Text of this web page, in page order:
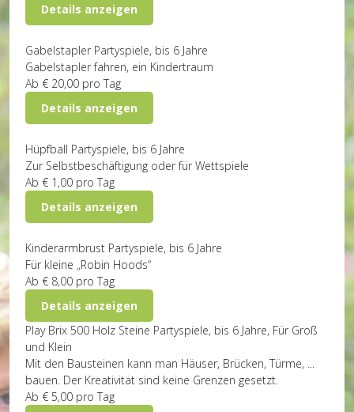
Details anzeigen
Gabelstapler Partyspiele, bis 6 Jahre
Gabelstapler fahren, ein Kindertraum
Ab € 20,00 pro Tag
Details anzeigen
Hüpfball Partyspiele, bis 6 Jahre
Zur Selbstbeschäftigung oder für Wettspiele
Ab € 1,00 pro Tag
Details anzeigen
Kinderarmbrust Partyspiele, bis 6 Jahre
Für kleine „Robin Hoods“
Ab € 8,00 pro Tag
Details anzeigen
Play Brix 500 Holz Steine Partyspiele, bis 6 Jahre, Für Groß
und Klein
Mit den Bausteinen kann man Häuser, Brücken, Türme, ...
bauen. Der Kreativität sind keine Grenzen gesetzt.
Ab € 5,00 pro Tag